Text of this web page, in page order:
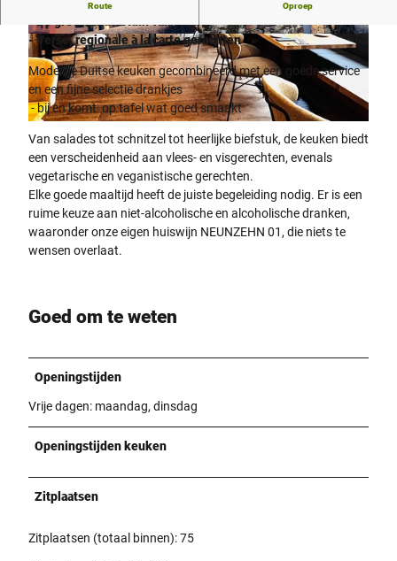
F
a
c
h
w
e
r
k
h
a
u
s
W
r
b
s
h
© neunzehn01
Route Oproep
- Verse, regionale à la carte gerechten
Moderne Duitse keuken gecombineerd met een goede service
en een fijne selectie drankjes
- bij en komt op tafel wat goed smaakt
Van salades tot schnitzel tot heerlijke biefstuk, de keuken biedt
een verscheidenheid aan vlees- en visgerechten, evenals
vegetarische en veganistische gerechten.
Elke goede maaltijd heeft de juiste begeleiding nodig. Er is een
ruime keuze aan niet-alcoholische en alcoholische dranken,
waaronder onze eigen huiswijn NEUNZEHN 01, die niets te
wensen overlaat.
Goed om te weten
Openingstijden
Vrije dagen: maandag, dinsdag
Openingstijden keuken
Zitplaatsen
Zitplaatsen (totaal binnen): 75